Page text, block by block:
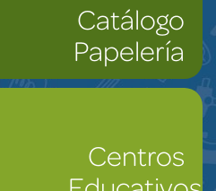
Catálogo
Papelería
Centros